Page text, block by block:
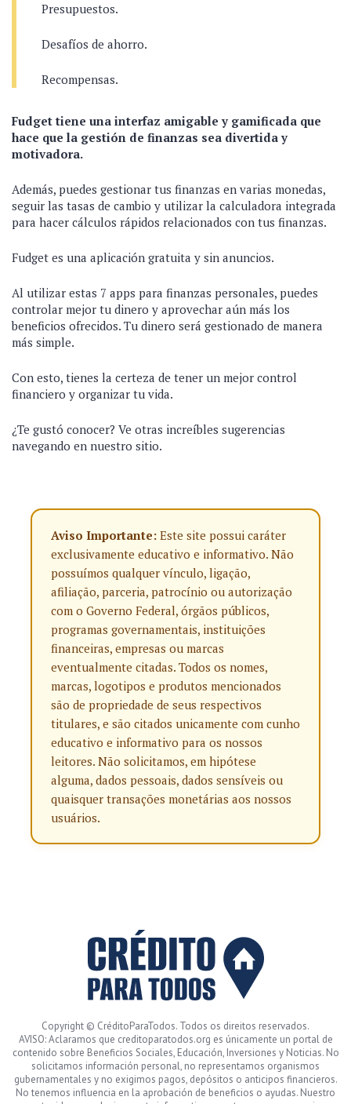
Presupuestos.
Desafíos de ahorro.
Recompensas.
Fudget tiene una interfaz amigable y gamificada que
hace que la gestión de finanzas sea divertida y
motivadora.
Además, puedes gestionar tus finanzas en varias monedas,
seguir las tasas de cambio y utilizar la calculadora integrada
para hacer cálculos rápidos relacionados con tus finanzas.
Fudget es una aplicación gratuita y sin anuncios.
Al utilizar estas 7 apps para finanzas personales, puedes
controlar mejor tu dinero y aprovechar aún más los
beneficios ofrecidos. Tu dinero será gestionado de manera
más simple.
Con esto, tienes la certeza de tener un mejor control
financiero y organizar tu vida.
¿Te gustó conocer? Ve otras increíbles sugerencias
navegando en nuestro sitio.
Aviso Importante: Este site possui caráter
exclusivamente educativo e informativo. Não
possuímos qualquer vínculo, ligação,
afiliação, parceria, patrocínio ou autorização
com o Governo Federal, órgãos públicos,
programas governamentais, instituições
financeiras, empresas ou marcas
eventualmente citadas. Todos os nomes,
marcas, logotipos e produtos mencionados
são de propriedade de seus respectivos
titulares, e são citados unicamente com cunho
educativo e informativo para os nossos
leitores. Não solicitamos, em hipótese
alguma, dados pessoais, dados sensíveis ou
quaisquer transações monetárias aos nossos
usuários.
Copyright © CréditoParaTodos. Todos os direitos reservados.
AVISO: Aclaramos que creditoparatodos.org es únicamente un portal de
contenido sobre Beneficios Sociales, Educación, Inversiones y Noticias. No
solicitamos información personal, no representamos organismos
gubernamentales y no exigimos pagos, depósitos o anticipos financieros.
No tenemos influencia en la aprobación de beneficios o ayudas. Nuestro